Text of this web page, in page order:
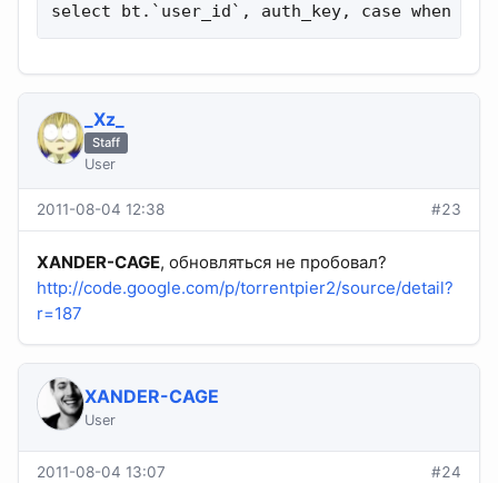
select bt.`user_id`, auth_key, case when
_Xz_
Staff
User
2011-08-04 12:38 #23
XANDER-CAGE, обновляться не пробовал?
http://code.google.com/p/torrentpier2/source/detail?
r=187
XANDER-CAGE
User
2011-08-04 13:07 #24